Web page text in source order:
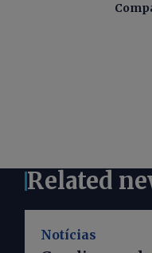
Related
Notícias